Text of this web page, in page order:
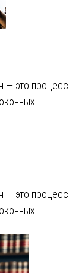
— это процесс
— это процесс